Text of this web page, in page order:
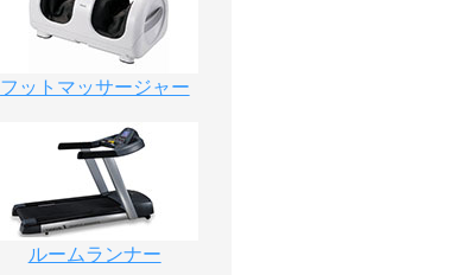
フットマッサージャー
ルームランナー